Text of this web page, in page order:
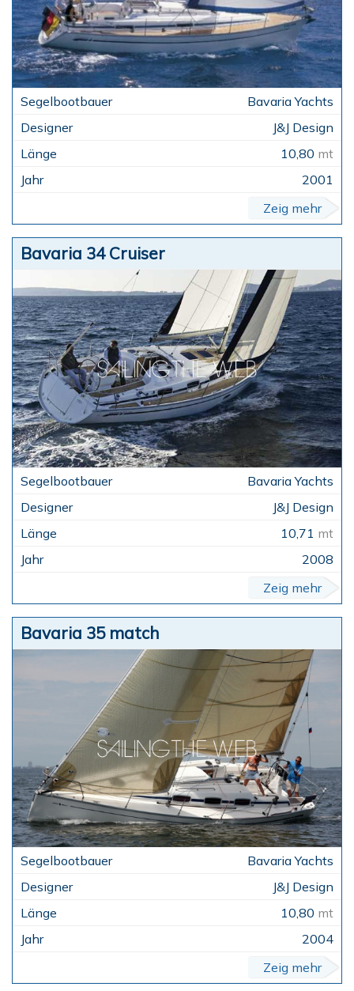
Bavaria Yachts
J&J Design
10,80 mt
2001
Zeig mehr
Bavaria 34 Cruiser
Bavaria Yachts
J&J Design
10,71 mt
2008
Zeig mehr
Bavaria 35 match
Bavaria Yachts
J&J Design
10,80 mt
2004
Zeig mehr